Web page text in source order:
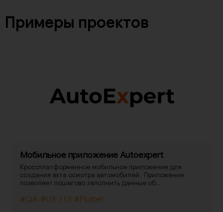
Примеры проектов
Мобильное приложение Autoexpert
Кроссплатформенное мобильное приложение для
создания акта осмотра автомобилей. Приложение
позволяет пошагово заполнить данные об
внешнего вида и интерьера.
#QA #UX / UI #Flutter